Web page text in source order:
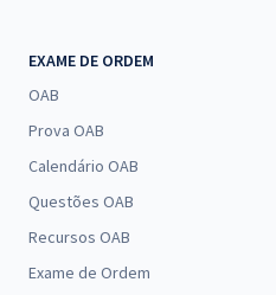
EXAME DE ORDEM
OAB
Prova OAB
Calendário OAB
Questões OAB
Recursos OAB
Exame de Ordem